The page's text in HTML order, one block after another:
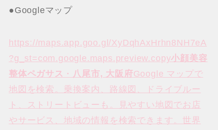
●Googleマップ
https://maps.app.goo.gl/XyDqhAxHrhn8NH7eA
?g_st=com.google.maps.preview.copy小顔美容
整体ペガサス · 八尾市, 大阪府Google マップで
地図を検索。乗換案内、路線図、ドライブルー
ト、ストリートビューも。見やすい地図でお店
やサービス、地域の情報を検索できます。世界